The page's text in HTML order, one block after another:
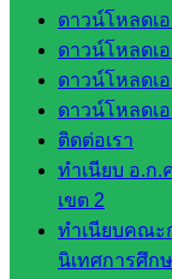
ดาวน์โหลดเ
ดาวน์โหลดเ
ดาวน์โหลดเ
ดาวน์โหลดเ
ติดต่อเรา
ทำเนียบ อ.ก
เขต 2
ทำเนียบคณะ
นิเทศการศึก
นิเทศ
ดร.สราว
ดี เพ็งศรี
โคตร
เว็บไซต์
คณะ
กรรมการ
ก.ต.ป.น.